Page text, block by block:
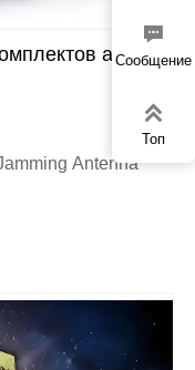
антенн
Antenna

Сообщение

Топ